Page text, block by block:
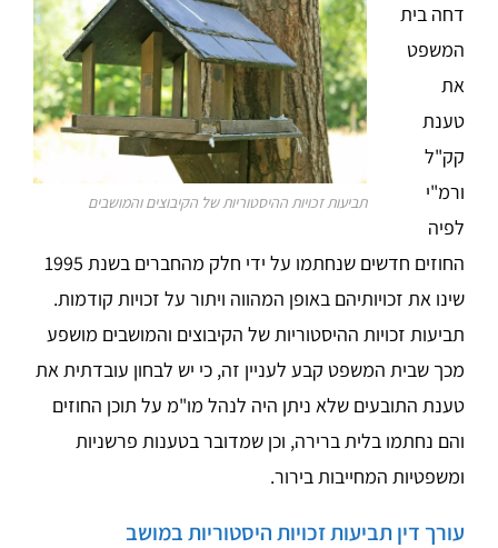
תביעות זכויות ההיסטוריות של הקיבוצים והמושבים
דחה בית
המשפט
את
טענת
קק"ל
ורמ"י
לפיה
החוזים חדשים שנחתמו על ידי חלק מהחברים בשנת 1995
שינו את זכויותיהם באופן המהווה ויתור על זכויות קודמות.
תביעות זכויות ההיסטוריות של הקיבוצים והמושבים מושפע
מכך שבית המשפט קבע לעניין זה, כי יש לבחון עובדתית את
טענת התובעים שלא ניתן היה לנהל מו"מ על תוכן החוזים
והם נחתמו בלית ברירה, וכן שמדובר בטענות פרשניות
ומשפטיות המחייבות בירור.
עורך דין תביעות זכויות היסטוריות במושב